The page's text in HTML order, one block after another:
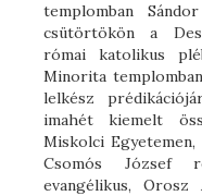
templomban
csütörtökön a
római katolikus
Minorita
lelkész
imahét kiemelt
Miskolci
Csomós József
evangélikus, Orosz